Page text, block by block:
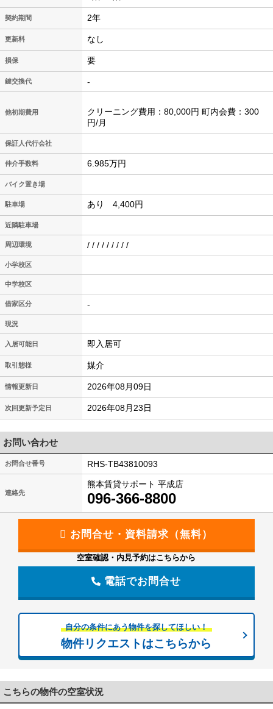
契約期間 2年
更新料 なし
損保 要
鍵交換代 -
他初期費用
クリーニング費用：80,000円 町内会費：300
円/月
保証人代行会社
仲介手数料 6.985万円
バイク置き場
駐車場 あり 4,400円
近隣駐車場
周辺環境 / / / / / / / / /
小学校区
中学校区
借家区分 -
現況
入居可能日 即入居可
取引態様 媒介
情報更新日 2026年08月09日
次回更新予定日 2026年08月23日
お問い合わせ
お問合せ番号 RHS-TB43810093
連絡先
熊本賃貸サポート 平成店
096-366-8800
空室確認・内見予約はこちらから
電話でお問合せ
自分の条件にあう物件を探してほしい！
物件リクエストはこちらから
こちらの物件の空室状況